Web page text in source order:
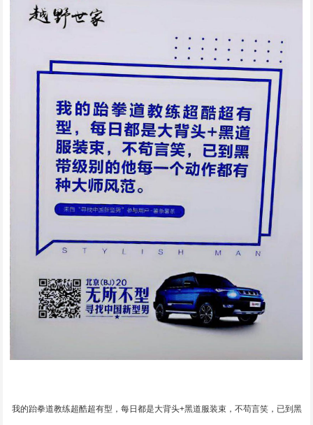
我的跆拳道教练超酷超有型，每日都是大背头+黑道服装束，不苟言笑，已到黑